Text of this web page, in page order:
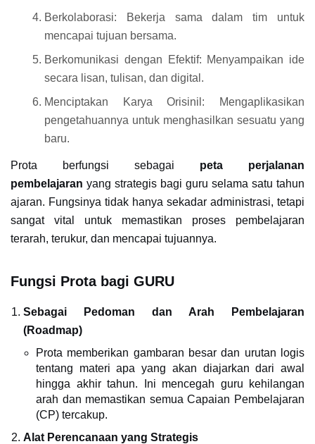
Berkolaborasi: Bekerja sama dalam tim untuk
mencapai tujuan bersama.
Berkomunikasi dengan Efektif: Menyampaikan ide
secara lisan, tulisan, dan digital.
Menciptakan Karya Orisinil: Mengaplikasikan
pengetahuannya untuk menghasilkan sesuatu yang
baru.
Prota berfungsi sebagai peta perjalanan
pembelajaran yang strategis bagi guru selama satu tahun
ajaran. Fungsinya tidak hanya sekadar administrasi, tetapi
sangat vital untuk memastikan proses pembelajaran
terarah, terukur, dan mencapai tujuannya.
Fungsi Prota bagi GURU
Sebagai Pedoman dan Arah Pembelajaran
(Roadmap)
Prota memberikan gambaran besar dan urutan logis
tentang materi apa yang akan diajarkan dari awal
hingga akhir tahun. Ini mencegah guru kehilangan
arah dan memastikan semua Capaian Pembelajaran
(CP) tercakup.
Alat Perencanaan yang Strategis